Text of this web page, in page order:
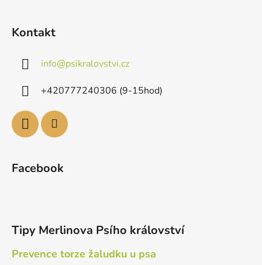
Kontakt
info@psikralovstvi.cz
+420777240306 (9-15hod)
Facebook
Tipy Merlinova Psího království
Prevence torze žaludku u psa